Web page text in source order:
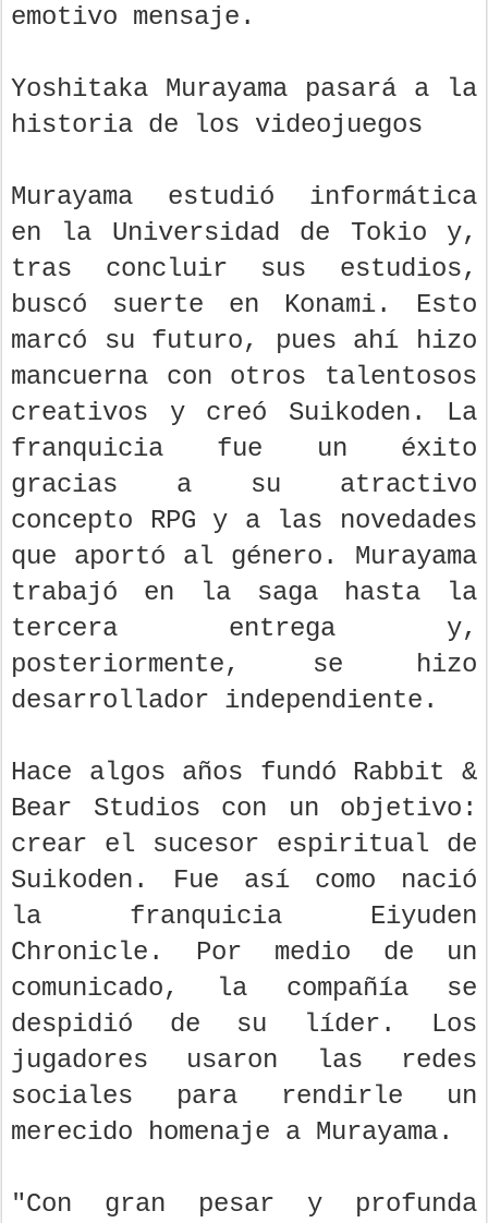
emotivo mensaje.
Yoshitaka Murayama pasará a la
historia de los videojuegos
Murayama estudió informática
en la Universidad de Tokio y,
tras concluir sus estudios,
buscó suerte en Konami. Esto
marcó su futuro, pues ahí hizo
mancuerna con otros talentosos
creativos y creó Suikoden. La
franquicia fue un éxito
gracias a su atractivo
concepto RPG y a las novedades
que aportó al género. Murayama
trabajó en la saga hasta la
tercera entrega y,
posteriormente, se hizo
desarrollador independiente.
Hace algos años fundó Rabbit &
Bear Studios con un objetivo:
crear el sucesor espiritual de
Suikoden. Fue así como nació
la franquicia Eiyuden
Chronicle. Por medio de un
comunicado, la compañía se
despidió de su líder. Los
jugadores usaron las redes
sociales para rendirle un
merecido homenaje a Murayama.
"Con gran pesar y profunda